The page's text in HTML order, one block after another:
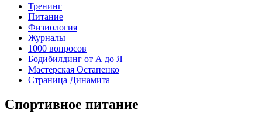
Тренинг
Питание
Физиология
Журналы
1000 вопросов
Бодибилдинг от А до Я
Мастерская Остапенко
Страница Динамита
Спортивное питание